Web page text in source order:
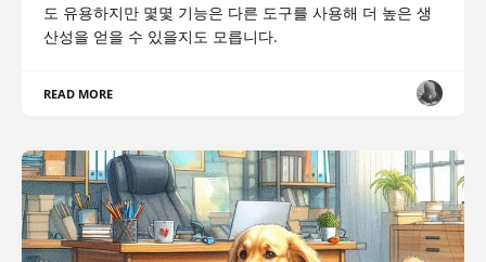
도 유용하지만 몇몇 기능은 다른 도구를 사용해 더 높은 생
산성을 얻을 수 있을지도 모릅니다.
READ MORE